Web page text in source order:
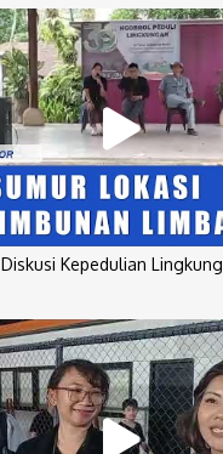
Diskusi Kepedulian